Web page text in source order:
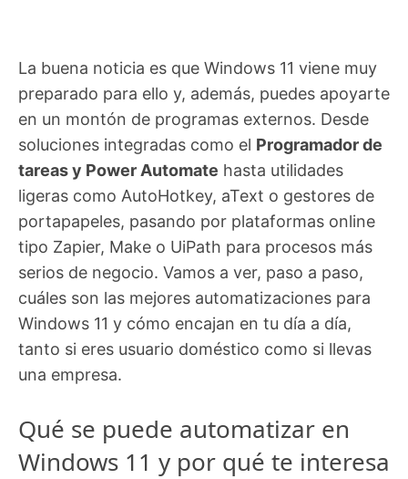
La buena noticia es que Windows 11 viene muy
preparado para ello y, además, puedes apoyarte
en un montón de programas externos. Desde
soluciones integradas como el Programador de
tareas y Power Automate hasta utilidades
ligeras como AutoHotkey, aText o gestores de
portapapeles, pasando por plataformas online
tipo Zapier, Make o UiPath para procesos más
serios de negocio. Vamos a ver, paso a paso,
cuáles son las mejores automatizaciones para
Windows 11 y cómo encajan en tu día a día,
tanto si eres usuario doméstico como si llevas
una empresa.
Qué se puede automatizar en
Windows 11 y por qué te interesa